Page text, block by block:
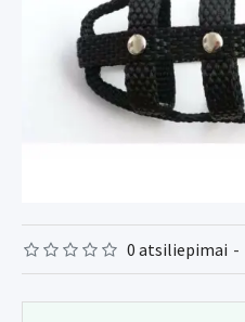
0 atsiliepimai -